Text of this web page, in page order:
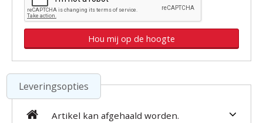
Leveringsopties
Artikel kan afgehaald worden.